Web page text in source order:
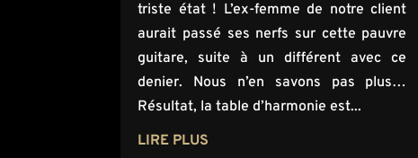
triste état ! L’ex-femme de notre client
aurait passé ses nerfs sur cette pauvre
guitare, suite à un différent avec ce
denier. Nous n’en savons pas plus…
Résultat, la table d’harmonie est...
LIRE PLUS